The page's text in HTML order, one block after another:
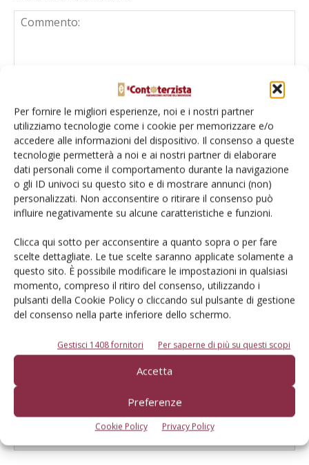
Per fornire le migliori esperienze, noi e i nostri partner
utilizziamo tecnologie come i cookie per memorizzare e/o
accedere alle informazioni del dispositivo. Il consenso a queste
tecnologie permetterà a noi e ai nostri partner di elaborare
dati personali come il comportamento durante la navigazione
o gli ID univoci su questo sito e di mostrare annunci (non)
personalizzati. Non acconsentire o ritirare il consenso può
influire negativamente su alcune caratteristiche e funzioni.
Clicca qui sotto per acconsentire a quanto sopra o per fare
scelte dettagliate. Le tue scelte saranno applicate solamente a
questo sito. È possibile modificare le impostazioni in qualsiasi
momento, compreso il ritiro del consenso, utilizzando i
pulsanti della Cookie Policy o cliccando sul pulsante di gestione
del consenso nella parte inferiore dello schermo.
Gestisci 1408 fornitori Per saperne di più su questi scopi
Accetta
Preferenze
Cookie Policy Privacy Policy
Salva il mio nome, email e sito web in questo browser per la
prossima volta che commento.